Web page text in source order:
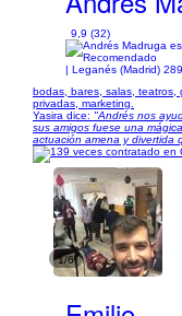
9,9 (32)
| Leganés (Madrid)
bodas, bares, salas, teatros,
privadas, marketing.
Yasira dice: "Andrés nos
sus amigos fuese una
actuación amena y divertida
1/6